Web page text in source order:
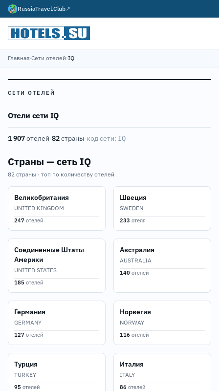
RussiaTravel.Club↗
Главная›Сети отелей›IQ
СЕТИ ОТЕЛЕЙ
Отели сети IQ
1 907отелей·82страны·код сети: IQ
Страны — сеть IQ
82 страны · топ по количеству отелей
Великобритания
UNITED KINGDOM
247 отелей
Швеция
SWEDEN
233 отеля
Соединенные Штаты
Америки
UNITED STATES
185 отелей
Австралия
AUSTRALIA
140 отелей
Германия
GERMANY
127 отелей
Норвегия
NORWAY
116 отелей
Турция
TURKEY
95 отелей
Италия
ITALY
86 отелей